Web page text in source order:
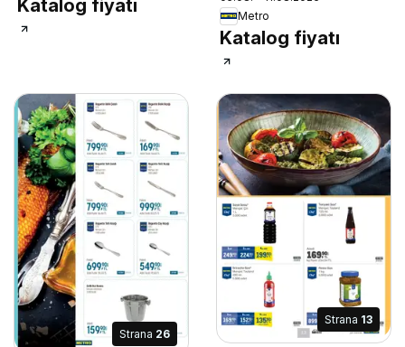
Katalog fiyatı
Metro
Katalog fiyatı
Strana 26
Strana 13